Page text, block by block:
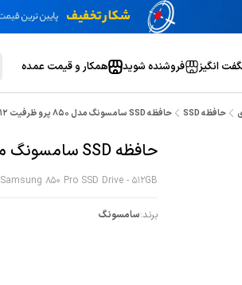
انگیز فروشنده شوید همکار و قیمت عمده
حافظه SSD حافظه SSD سامسونگ مدل 850 پرو ظرفیت 512گیگابایت
حافظه SSD سامسونگ مدل 850 پرو ظرفیت 512گیگابایت
Samsung 850 Pro SSD Drive - 512GB
برند:سامسونگ